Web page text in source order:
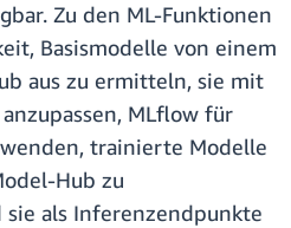
Zu den ML-Funktionen
Basismodelle von einem
aus zu ermitteln, sie mit
MLflow für
trainierte Modelle
Hub zu
als Inferenzendpunkte